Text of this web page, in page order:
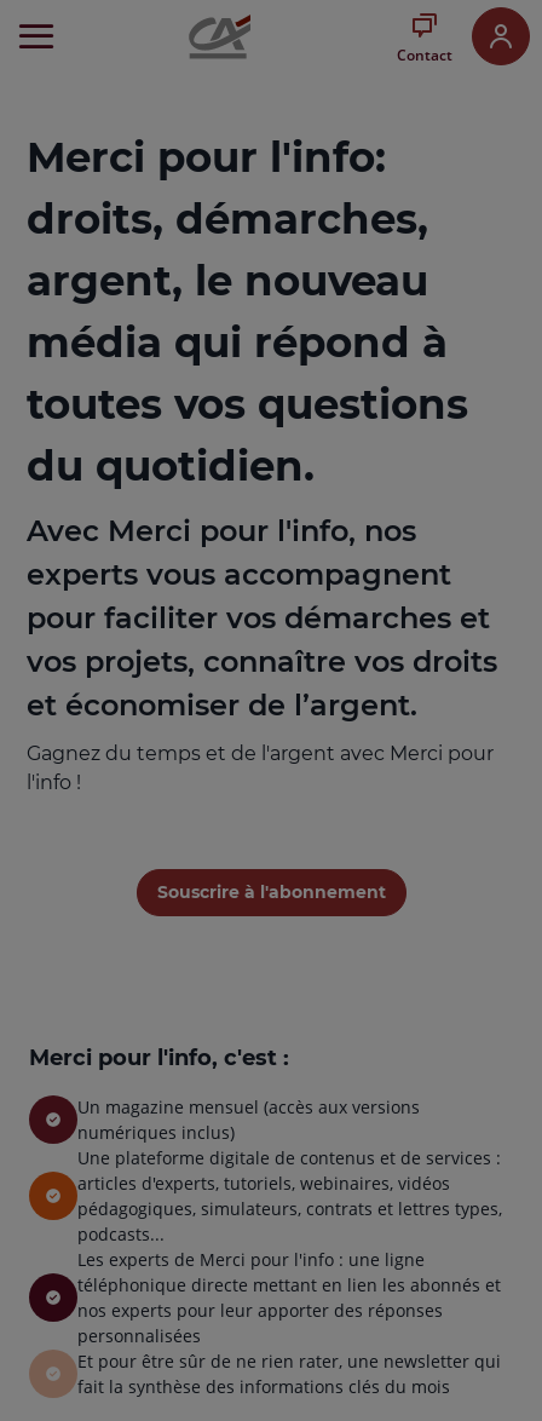
au
Aller
au
de
page
Contact
Merci pour l'info:
droits, démarches,
argent, le nouveau
média qui répond à
toutes vos questions
du quotidien.
Avec Merci pour l'info, nos
experts vous accompagnent
pour faciliter vos démarches et
vos projets, connaître vos droits
et économiser de l’argent.
Gagnez du temps et de l'argent avec Merci pour
l'info !
Souscrire à l'abonnement
Merci pour l'info, c'est :
Un magazine mensuel (accès aux versions
numériques inclus)
Une plateforme digitale de contenus et de services :
articles d'experts, tutoriels, webinaires, vidéos
pédagogiques, simulateurs, contrats et lettres types,
podcasts...
Les experts de Merci pour l'info : une ligne
téléphonique directe mettant en lien les abonnés et
nos experts pour leur apporter des réponses
personnalisées
Et pour être sûr de ne rien rater, une newsletter qui
fait la synthèse des informations clés du mois